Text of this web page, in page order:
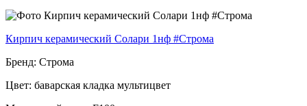
Кирпич керамический Солари 1нф #Строма
Бренд: Строма
Цвет: баварская кладка мультицвет